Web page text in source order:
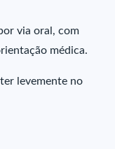
via oral, com
médica.
levemente no